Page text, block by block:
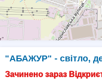
"АБАЖУР" - світло,
Зачинено зараз